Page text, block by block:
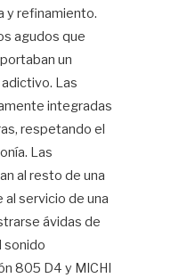
y refinamiento.
agudos que
un
Las
integradas
respetando el
Las
al resto de una
al servicio de una
ávidas de
sonido
805 D4 y MICHI